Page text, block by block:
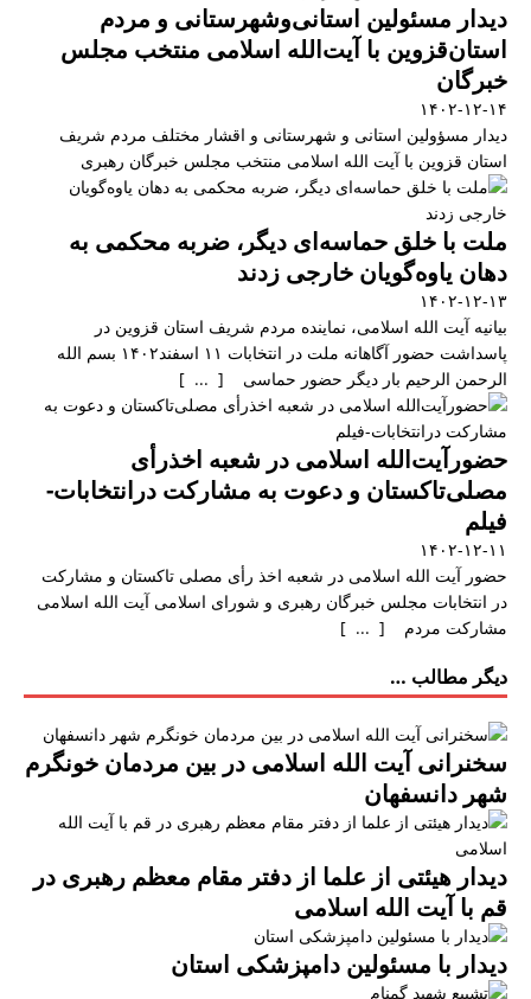
دیدار مسئولین استانی‌وشهرستانی و مردم‌
استان‌قزوین با آیت‌الله‌ اسلامی منتخب مجلس‌
خبرگان
۱۴۰۲-۱۲-۱۴
دیدار مسؤولین استانی و شهرستانی و اقشار مختلف مردم شریف
استان قزوین با آیت الله اسلامی منتخب مجلس خبرگان رهبری
ملت با خلق حماسه‌ای دیگر، ضربه محکمی به
دهان یاوه‌گویان خارجی زدند
۱۴۰۲-۱۲-۱۳
بیانیه آیت الله اسلامی، نماینده مردم شریف استان قزوین در
پاسداشت حضور آگاهانه ملت در انتخابات ۱۱ اسفند۱۴۰۲ بسم الله
الرحمن الرحیم بار دیگر حضور حماسی [ ... ]
حضورآیت‌الله اسلامی در شعبه اخذرأی
مصلی‌تاکستان و دعوت به مشارکت درانتخابات-
فیلم
۱۴۰۲-۱۲-۱۱
حضور آیت الله اسلامی در شعبه اخذ رأی مصلی تاکستان و مشارکت
در انتخابات مجلس خبرگان رهبری و شورای اسلامی آیت الله اسلامی
مشارکت مردم [ ... ]
دیگر مطالب …
سخنرانی آیت الله اسلامی در بین مردمان خونگرم
شهر دانسفهان
دیدار هیئتی از علما از دفتر مقام معظم رهبری در
قم با آیت الله اسلامی
دیدار با مسئولین دامپزشکی استان